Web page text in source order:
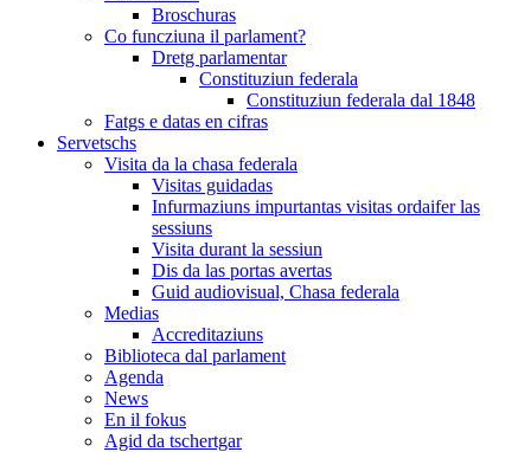
Broschuras
Co funcziuna il parlament?
Dretg parlamentar
Constituziun federala
Constituziun federala dal 1848
Fatgs e datas en cifras
Servetschs
Visita da la chasa federala
Visitas guidadas
Infurmaziuns impurtantas visitas ordaifer las
sessiuns
Visita durant la sessiun
Dis da las portas avertas
Guid audiovisual, Chasa federala
Medias
Accreditaziuns
Biblioteca dal parlament
Agenda
News
En il fokus
Agid da tschertgar